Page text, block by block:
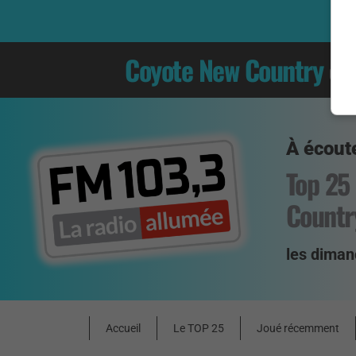
Coyote New Country
À
Top
les
Accueil Le TOP 25 Joué récemment